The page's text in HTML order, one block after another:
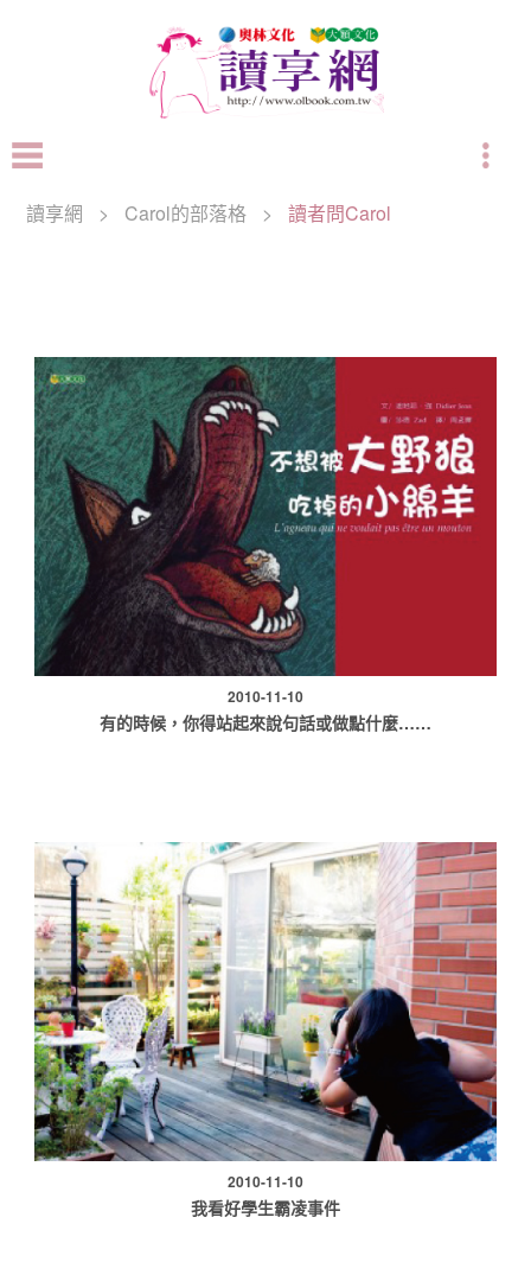
讀享網 > Carol的部落格 > 讀者問Carol
2010-11-10
有的時候，你得站起來說句話或做點什麼……
2010-11-10
我看好學生霸凌事件